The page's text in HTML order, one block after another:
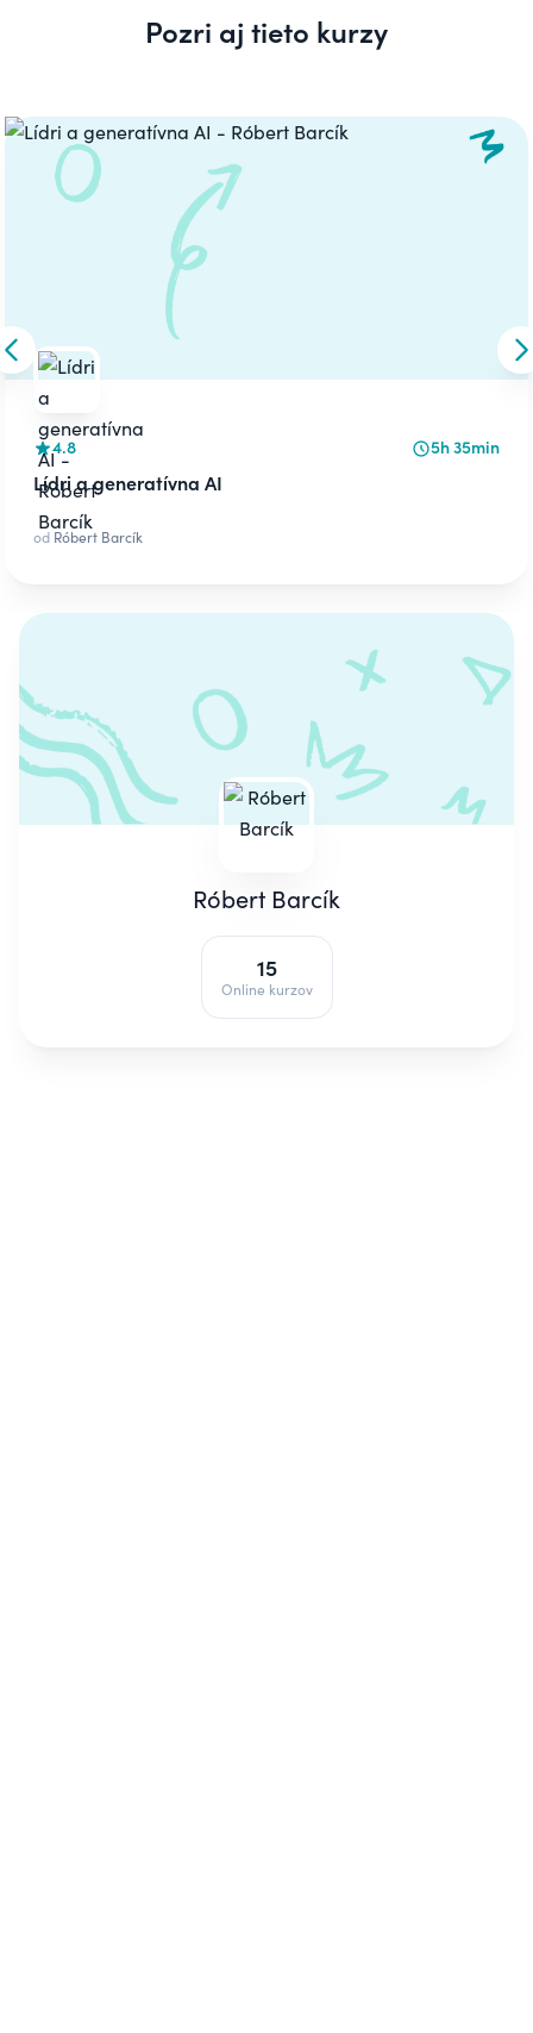
Pozri aj tieto kurzy
Carousel
Skip to previous slide
4.8 5h 35min
Lídri a generatívna AI
od Róbert Barcík
Róbert Barcík
15
Online kurzov